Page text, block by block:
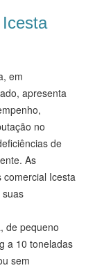
em
apresenta
no
de
As
Icesta
de pequeno
a 10 toneladas
sem